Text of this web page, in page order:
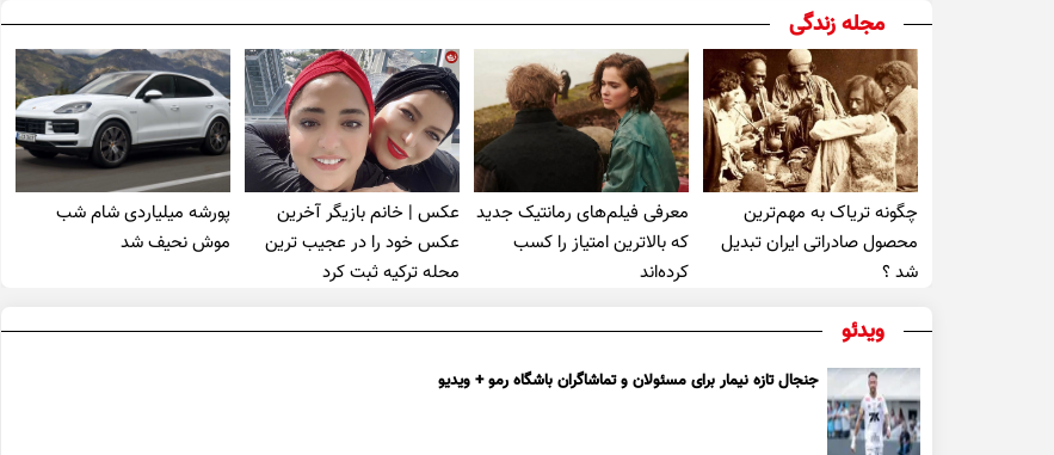
مجله زندگی
چگونه تریاک به مهم‌ترین
محصول صادراتی ایران تبدیل
شد ؟
معرفی فیلم‌های رمانتیک جدید
که بالاترین امتیاز را کسب
کرده‌اند
عکس | خانم بازیگر آخرین
عکس خود را در عجیب ترین
محله ترکیه ثبت کرد
پورشه میلیاردی شام شب
موش‌ نحیف شد
ویدئو
جنجال تازه نیمار برای مسئولان و تماشاگران باشگاه رمو + ویدیو